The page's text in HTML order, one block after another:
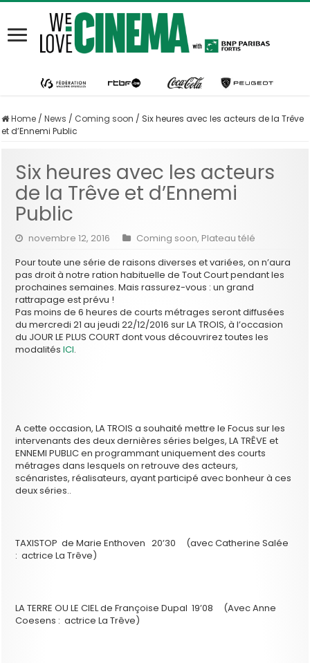
Home / News / Coming soon / Six heures avec les acteurs de la Trêve
et d’Ennemi Public
Six heures avec les acteurs
de la Trêve et d’Ennemi
Public
novembre 12, 2016 Coming soon, Plateau télé
Pour toute une série de raisons diverses et variées, on n’aura
pas droit à notre ration habituelle de Tout Court pendant les
prochaines semaines. Mais rassurez-vous : un grand
rattrapage est prévu !
Pas moins de 6 heures de courts métrages seront diffusées
du mercredi 21 au jeudi 22/12/2016 sur LA TROIS, à l’occasion
du JOUR LE PLUS COURT dont vous découvrirez toutes les
modalitésICI.
A cette occasion, LA TROIS a souhaité mettre le Focus sur les
intervenants des deux dernières séries belges, LA TRÊVE et
ENNEMI PUBLIC en programmant uniquement des courts
métrages dans lesquels on retrouve des acteurs,
scénaristes, réalisateurs, ayant participé avec bonheur à ces
deux séries..
TAXISTOP de Marie Enthoven 20’30 (avec Catherine Salée
: actrice La Trêve)
LA TERRE OU LE CIEL de Françoise Dupal 19’08 (Avec Anne
Coesens : actrice La Trêve)